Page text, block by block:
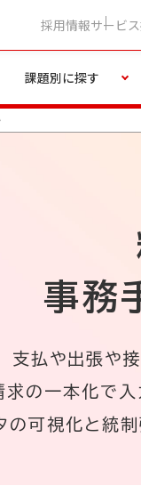
採用情報サービ
課題別に探す
事務
支払や出張や
求の一本化で入
の可視化と統制